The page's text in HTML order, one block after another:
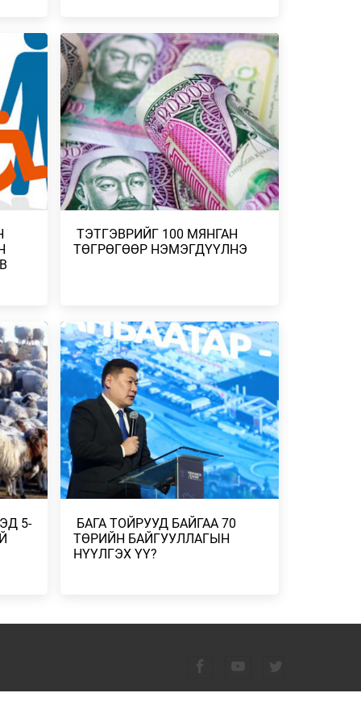
86
ХОЁР ӨӨР ҮЕ …
2026/08/01
2026 ОНЫ НАЙМДУГААР САРЫН
ЗУРХАЙ – ХУМХЫНХАН АЖЛЫН ҮР
ДҮНГЭЭ НИЙТЭД ХА…
2026/08/01
2026 ОНЫ НАЙМДУГААР САРЫН
ЗУРХАЙ – НУМЫНХНЫ ХУВЬД ШИНЭ
ТҮВШИНД ГАРАХ Ү…
Н.БАЯРСАЙХАН: ЦӨЛЖИЛТИЙГ
ДӨРВӨН АВТОМАШИН МӨРГӨЛДСӨН
ГЭХ ХЭРГИЙГ ШАЛГАЖ БАЙНА
2026/07/23
​ ТЭТГЭВРИЙГ 100 МЯНГАН
ТӨГРӨГӨӨР НЭМЭГДҮҮЛНЭ
5-
​ БАГА ТОЙРУУД БАЙГАА 70
ТӨРИЙН БАЙГУУЛЛАГЫН
НҮҮЛГЭХ ҮҮ?